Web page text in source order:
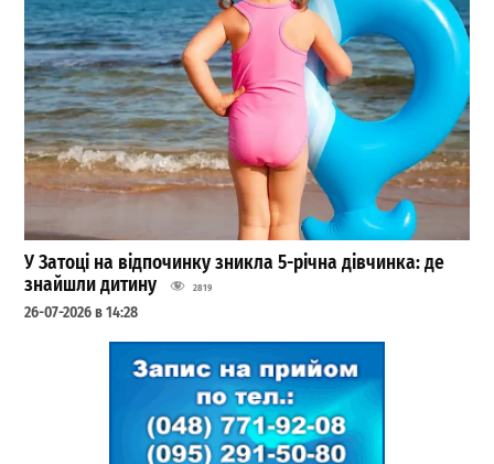
У Затоці на відпочинку зникла 5-річна дівчинка: де
знайшли дитину
2819
26-07-2026 в 14:28